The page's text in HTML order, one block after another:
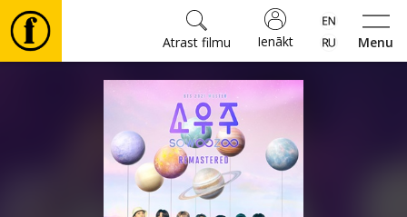
Menu
Ienākt
Atrast filmu